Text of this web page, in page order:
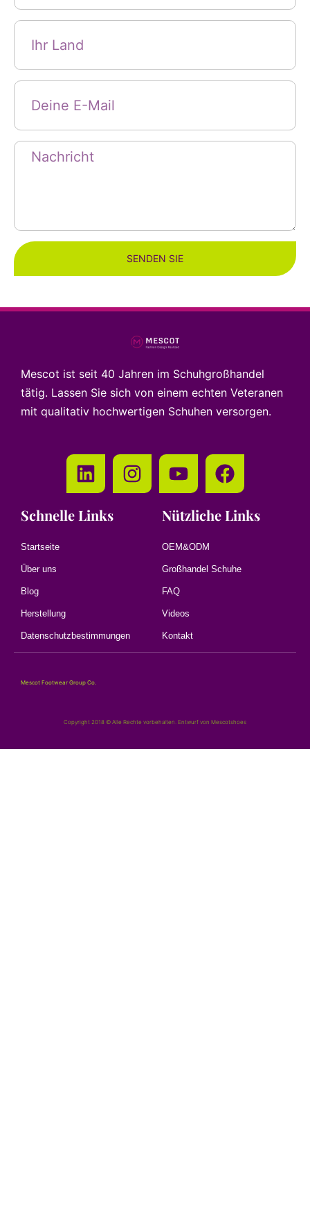
SENDEN SIE
Mescot ist seit 40 Jahren im Schuhgroßhandel
tätig. Lassen Sie sich von einem echten Veteranen
mit qualitativ hochwertigen Schuhen versorgen.
Schnelle Links
Startseite
Über uns
Blog
Herstellung
Datenschutzbestimmungen
Nützliche Links
OEM&ODM
Großhandel Schuhe
FAQ
Videos
Kontakt
Mescot Footwear Group Co.
Copyright 2018 © Alle Rechte vorbehalten. Entwurf von Mescotshoes